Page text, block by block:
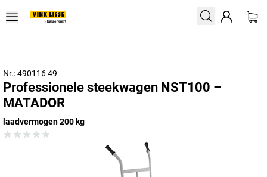
Nr.: 490116 49
Professionele steekwagen NST100 –
MATADOR
laadvermogen 200 kg